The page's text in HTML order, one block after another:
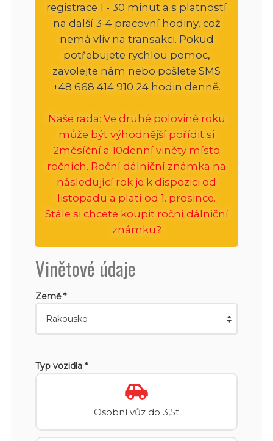
registrace 1 - 30 minut a s platností
na další 3-4 pracovní hodiny, což
nemá vliv na transakci. Pokud
potřebujete rychlou pomoc,
zavolejte nám nebo pošlete SMS
+48 668 414 910 24 hodin denně.
Naše rada: Ve druhé polovině roku
může být výhodnější pořídit si
2měsíční a 10denní viněty místo
ročních. Roční dálniční známka na
následující rok je k dispozici od
listopadu a platí od 1. prosince.
Stále si chcete koupit roční dálniční
známku?
Vinětové údaje
Země *
Typ vozidla *
Osobní vůz do 3,5t